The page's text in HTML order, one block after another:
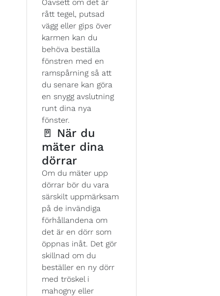
Oavsett om det är
rått tegel, putsad
vägg eller gips över
karmen kan du
behöva beställa
fönstren med en
ramspårning så att
du senare kan göra
en snygg avslutning
runt dina nya
fönster.
🚪 När du
mäter dina
dörrar
Om du mäter upp
dörrar bör du vara
särskilt uppmärksam
på de invändiga
förhållandena om
det är en dörr som
öppnas inåt. Det gör
skillnad om du
beställer en ny dörr
med tröskel i
mahogny eller